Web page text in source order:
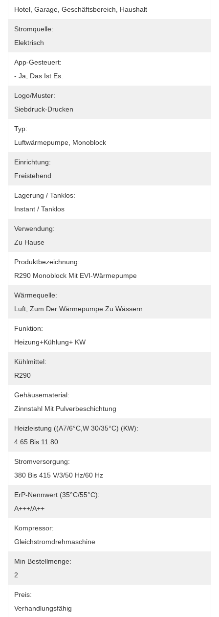
Hotel, Garage, Geschäftsbereich, Haushalt
Stromquelle:
Elektrisch
App-Gesteuert:
- Ja, Das Ist Es.
Logo/Muster:
Siebdruck-Drucken
Typ:
Luftwärmepumpe, Monoblock
Einrichtung:
Freistehend
Lagerung / Tanklos:
Instant / Tanklos
Verwendung:
Zu Hause
Produktbezeichnung:
R290 Monoblock Mit EVI-Wärmepumpe
Wärmequelle:
Luft, Zum Der Wärmepumpe Zu Wässern
Funktion:
Heizung+Kühlung+ KW
Kühlmittel:
R290
Gehäusematerial:
Zinnstahl Mit Pulverbeschichtung
Heizleistung ((A7/6°C,W 30/35°C) (kW):
4.65 Bis 11.80
Stromversorgung:
380 Bis 415 V/3/50 Hz/60 Hz
ErP-Nennwert (35°C/55°C):
A+++/A++
Kompressor:
Gleichstromdrehmaschine
Min Bestellmenge:
2
Preis:
Verhandlungsfähig